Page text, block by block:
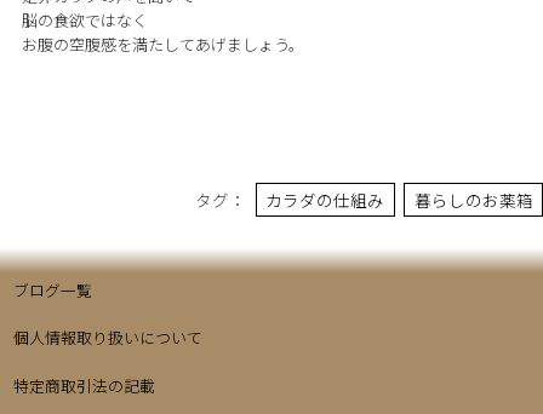
脳の食欲ではなく
お腹の空腹感を満たしてあげましょう。
タグ： カラダの仕組み 暮らしのお薬箱
ブログ一覧
個人情報取り扱いについて
特定商取引法の記載